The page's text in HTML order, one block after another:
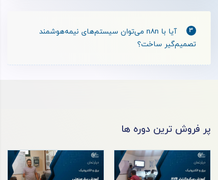
3
آیا با n8n می‌توان سیستم‌های نیمه‌هوشمند
تصمیم‌گیر ساخت؟
پر فروش ترین دوره ها